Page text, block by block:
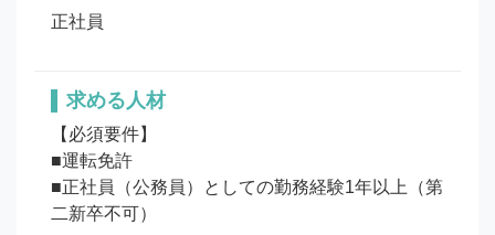
正社員
求める人材
【必須要件】
■運転免許
■正社員（公務員）としての勤務経験1年以上（第
二新卒不可）